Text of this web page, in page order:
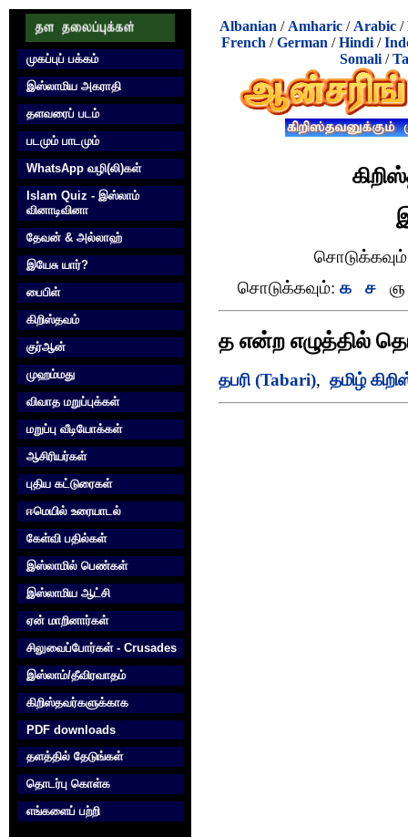
முகப்புப் பக்கம்
இஸ்லாமிய அகராதி
தளவரைப் படம்
படமும் பாடமும்
WhatsApp வழி(லி)கள்
Islam Quiz - இஸ்லாம்
வினாடிவினா
தேவன் & அல்லாஹ்
இயேசு யார்?
பைபிள்
கிறிஸ்தவம்
குர்‍ஆன்
முஹம்மது
விவாத மறுப்புக்கள்
மறுப்பு வீடியோக்கள்
ஆசிரியர்கள்
புதிய கட்டுரைகள்
ஈமெயில் உரையாடல்
கேள்வி பதில்கள்
இஸ்லாமில் பெண்கள்
இஸ்லாமிய ஆட்சி
ஏன் மாறினார்கள்
சிலுவைப்போர்கள் - Crusades
இஸ்லாம்/தீவிரவாதம்
கிறிஸ்தவர்களுக்காக‌
PDF downloads
தளத்தில் தேடுங்கள்
தொடர்பு கொள்க‌
எங்களைப் பற்றி
Albanian / Amharic / Arabic /
French /German /Hindi /
Somali/
சொடுக்கவும்: க சஞ
த என்ற எழுத்தில்
தபரி (Tabari), தமிழ்